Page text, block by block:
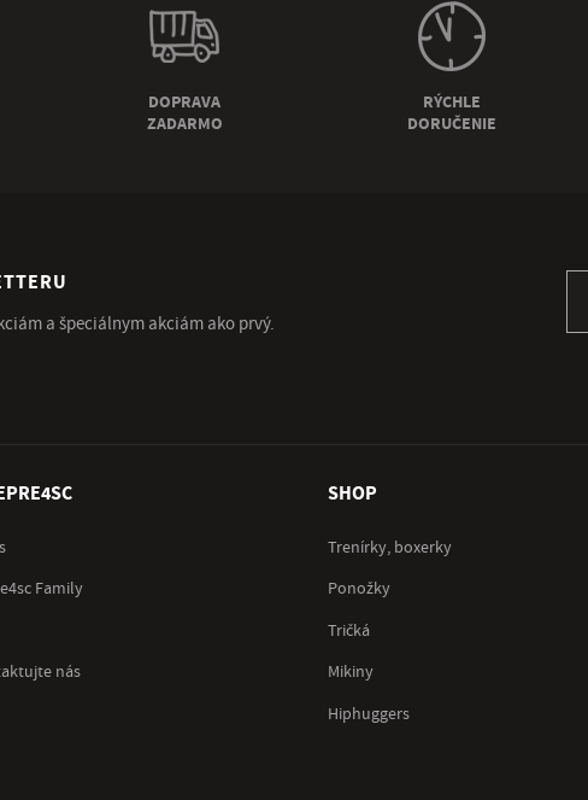
DOPRAVA
ZADARMO
RÝCHLE
DORUČENIE
a špeciálnym akciám ako prvý.
Family
nás
SHOP
Trenírky, boxerky
Ponožky
Tričká
Mikiny
Hiphuggers